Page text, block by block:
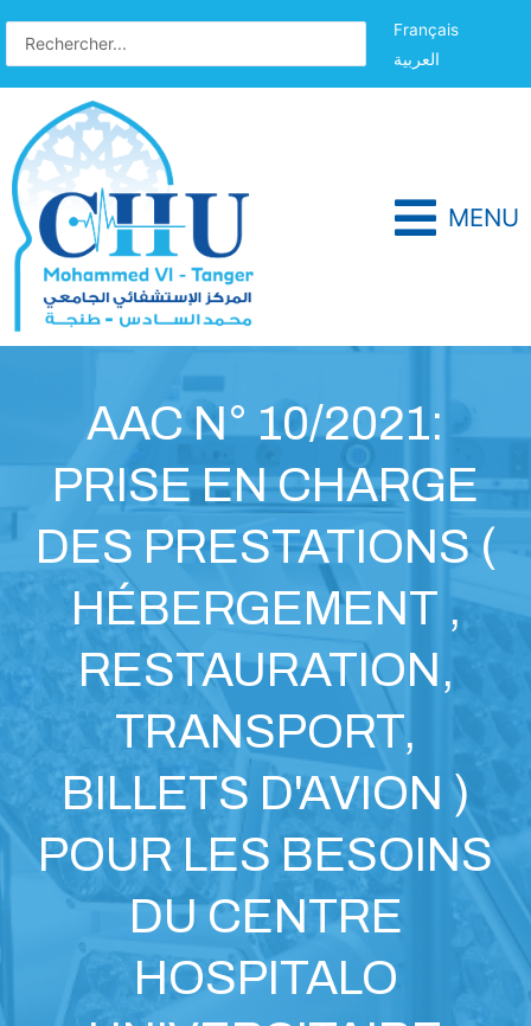
Français
العربية
MENU
AAC N° 10/2021:
PRISE EN CHARGE
DES PRESTATIONS (
HÉBERGEMENT ,
RESTAURATION,
TRANSPORT,
BILLETS D'AVION )
POUR LES BESOINS
DU CENTRE
HOSPITALO